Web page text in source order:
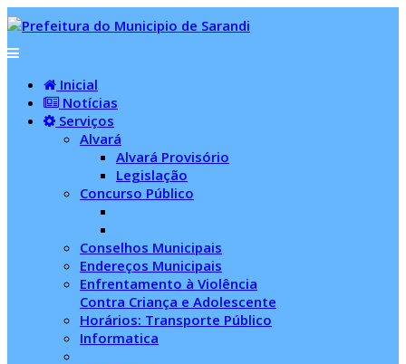
Inicial
Notícias
Serviços
Alvará
Alvará Provisório
Legislação
Concurso Público
Conselhos Municipais
Endereços Municipais
Enfrentamento à Violência
Contra Criança e Adolescente
Horários: Transporte Público
Informatica